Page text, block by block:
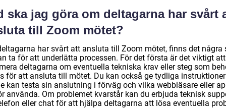
ska jag göra om deltagarna har svårt
till Zoom mötet?
har svårt att ansluta till Zoom mötet, finns det några
ta för att underlätta processen. För det första är det viktigt att
deltagarna om eventuella tekniska krav eller steg som
för att ansluta till mötet. Du kan också ge tydliga
kan testa sin anslutning i förväg och vilka webbläsare eller
använda. Om problemet kvarstår kan du erbjuda teknisk
eller chat för att hjälpa deltagarna att lösa eventuella